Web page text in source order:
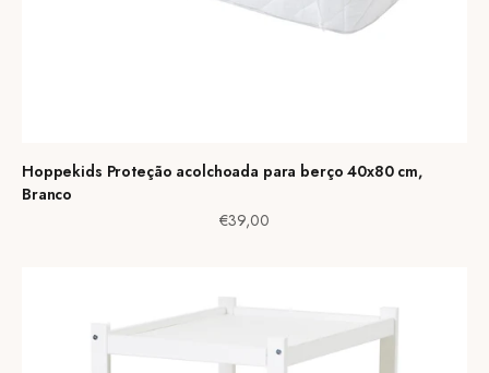
Hoppekids Proteção acolchoada para berço 40x80 cm,
Branco
Preço de venda
€39,00